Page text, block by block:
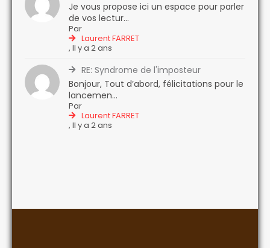
Je vous propose ici un espace pour parler
de vos lectur...
Par
Laurent FARRET
,Il y a 2 ans
RE: Syndrome de l'imposteur
Bonjour, Tout d’abord, félicitations pour le
lancemen...
Par
Laurent FARRET
,Il y a 2 ans